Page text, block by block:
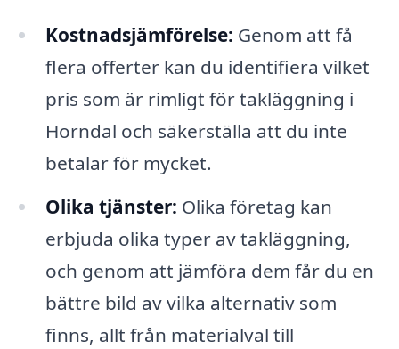
Kostnadsjämförelse: Genom att få
flera offerter kan du identifiera vilket
pris som är rimligt för takläggning i
Horndal och säkerställa att du inte
betalar för mycket.
Olika tjänster: Olika företag kan
erbjuda olika typer av takläggning,
och genom att jämföra dem får du en
bättre bild av vilka alternativ som
finns, allt från materialval till